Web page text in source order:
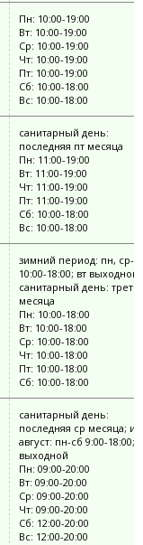
Пн: 10:00-19:00
Вт: 10:00-19:00
Ср: 10:00-19:00
Чт: 10:00-19:00
Пт: 10:00-19:00
Сб: 10:00-18:00
Вс: 10:00-18:00
санитарный день:
последняя пт месяца
Пн: 11:00-19:00
Вт: 11:00-19:00
Чт: 11:00-19:00
Пт: 11:00-19:00
Сб: 10:00-18:00
Вс: 10:00-18:00
зимний период: пн, ср-
10:00-18:00; вт выходной;
санитарный день:
месяца
Пн: 10:00-18:00
Вт: 10:00-18:00
Ср: 10:00-18:00
Чт: 10:00-18:00
Пт: 10:00-18:00
Сб: 10:00-18:00
санитарный день:
последняя ср месяца;
август: пн-сб 9:00-18:00;
выходной
Пн: 09:00-20:00
Вт: 09:00-20:00
Ср: 09:00-20:00
Чт: 09:00-20:00
Сб: 12:00-20:00
Вс: 12:00-20:00